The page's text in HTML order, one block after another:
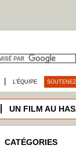
L’ÉQUIPE
UN FILM AU
CATÉGORIES